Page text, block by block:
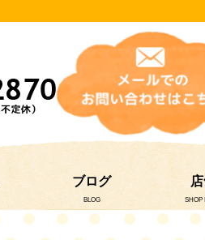
ブログ
BLOG SHOP